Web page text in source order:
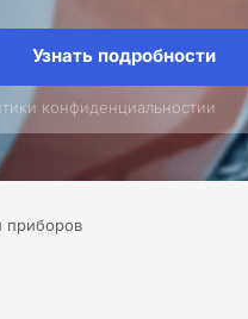
Узнать подробности
конфиденциальностии
приборов